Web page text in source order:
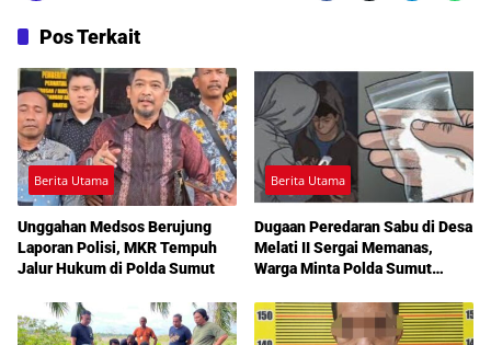
Pos Terkait
Berita Utama
Unggahan Medsos Berujung
Laporan Polisi, MKR Tempuh
Jalur Hukum di Polda Sumut
Berita Utama
Dugaan Peredaran Sabu di Desa
Melati II Sergai Memanas,
Warga Minta Polda Sumut